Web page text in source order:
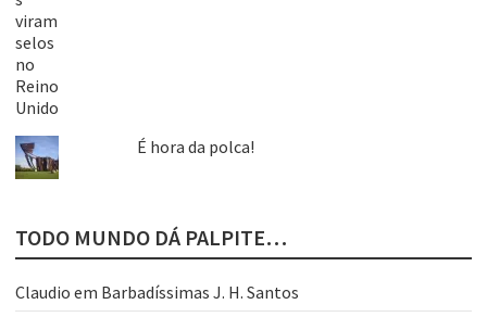
É hora da polca!
TODO MUNDO DÁ PALPITE…
Claudio em Barbadíssimas J. H. Santos